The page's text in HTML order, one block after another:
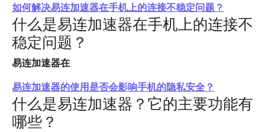
如何解决易连加速器在手机上的连接不稳定问题？
什么是易连加速器在手机上的连接不
稳定问题？
易连加速器在
易连加速器的使用是否会影响手机的隐私安全？
什么是易连加速器？它的主要功能有
哪些？